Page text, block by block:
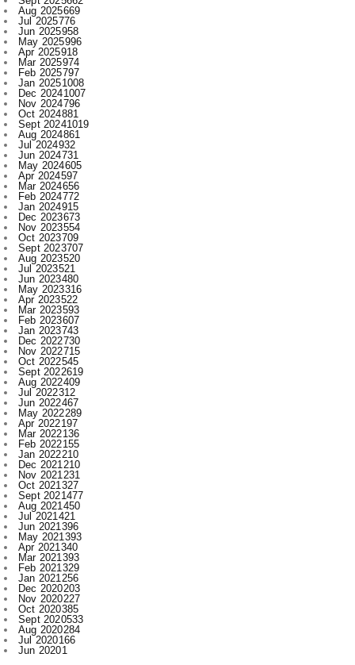
Apr 2025918
Mar 2025974
Feb 2025797
Jan 20251008
Dec 20241007
Nov 2024796
Oct 2024881
Sept 20241019
Aug 2024861
Jul 2024932
Jun 2024731
May 2024605
Apr 2024597
Mar 2024656
Feb 2024772
Jan 2024915
Dec 2023673
Nov 2023554
Oct 2023709
Sept 2023707
Aug 2023520
Jul 2023521
Jun 2023480
May 2023316
Apr 2023522
Mar 2023593
Feb 2023607
Jan 2023743
Dec 2022730
Nov 2022715
Oct 2022545
Sept 2022619
Aug 2022409
Jul 2022312
Jun 2022467
May 2022289
Apr 2022197
Mar 2022136
Feb 2022155
Jan 2022210
Dec 2021210
Nov 2021231
Oct 2021327
Sept 2021477
Aug 2021450
Jul 2021421
Jun 2021396
May 2021393
Apr 2021340
Mar 2021393
Feb 2021329
Jan 2021256
Dec 2020203
Nov 2020227
Oct 2020385
Sept 2020533
Aug 2020284
Jul 2020166
Jun 20201